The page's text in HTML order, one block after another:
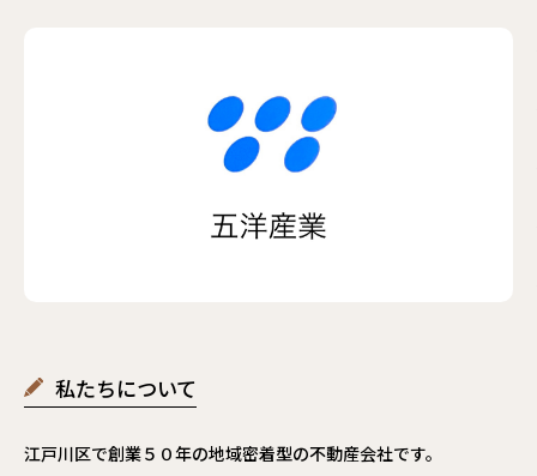
私たちについて
江戸川区で創業５０年の地域密着型の不動産会社です。